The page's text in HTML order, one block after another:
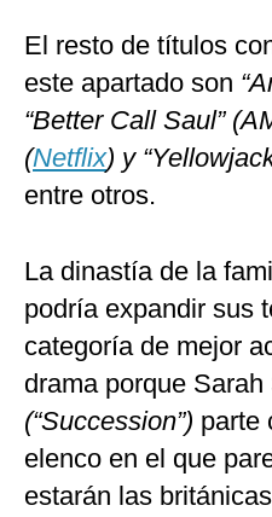
El resto de títulos
este apartado son
“Better Call Saul”
(Netflix) y
entre otros.
La dinastía de la
podría expandir sus
categoría de mejor
drama porque Sarah
(“Succession”) parte
elenco en el que
estarán las